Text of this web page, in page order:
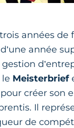
années de
année
Meisterbrief
créer son
Il
de